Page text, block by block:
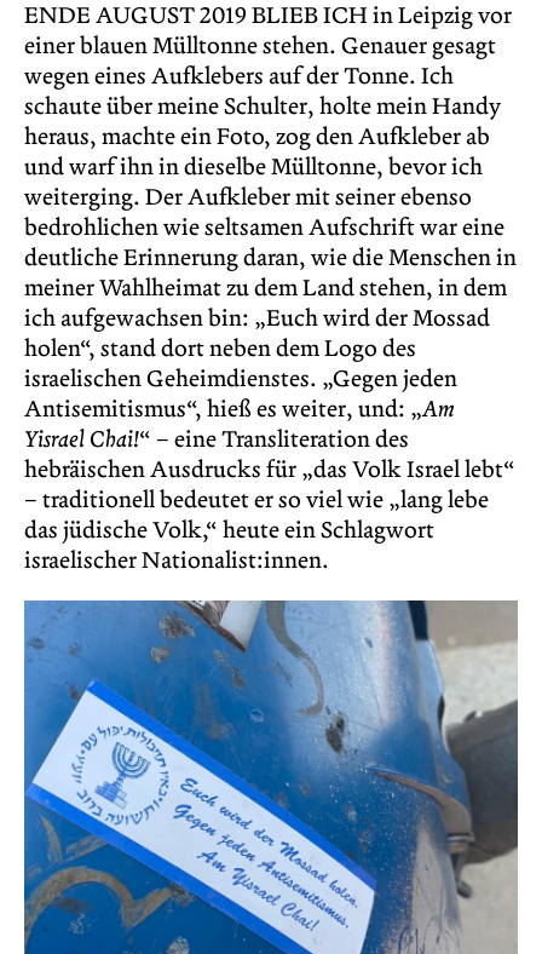
ENDE AUGUST 2019 BLIEB ICH in Leipzig vor
einer blauen Mülltonne stehen. Genauer gesagt
wegen eines Aufklebers auf der Tonne. Ich
schaute über meine Schulter, holte mein Handy
heraus, machte ein Foto, zog den Aufkleber ab
und warf ihn in dieselbe Mülltonne, bevor ich
weiterging. Der Aufkleber mit seiner ebenso
bedrohlichen wie seltsamen Aufschrift war eine
deutliche Erinnerung daran, wie die Menschen in
meiner Wahlheimat zu dem Land stehen, in dem
ich aufgewachsen bin: „Euch wird der Mossad
holen“, stand dort neben dem Logo des
israelischen Geheimdienstes. „Gegen jeden
Antisemitismus“, hieß es weiter, und: „Am
Yisrael Chai!“ – eine Transliteration des
hebräischen Ausdrucks für „das Volk Israel lebt“
– traditionell bedeutet er so viel wie „lang lebe
das jüdische Volk,“ heute ein Schlagwort
israelischer Nationalist:innen.